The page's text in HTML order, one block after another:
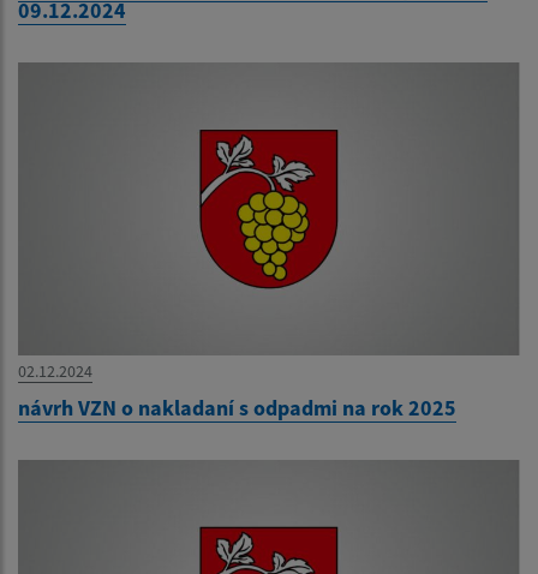
09.12.2024
02.12.2024
návrh VZN o nakladaní s odpadmi na rok 2025